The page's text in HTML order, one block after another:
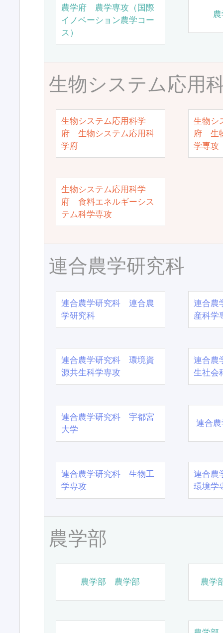
農学府 農学専攻（国際
イノベーション農学コー
ス）
生物システム応用
生物システム応用科学
府 生物システム応用科
学府
生物シ
府 生
学専攻
生物システム応用科学
府 食料エネルギーシス
テム科学専攻
連合農学研究科
連合農学研究科 連合農
学研究科
連合農
産科学
連合農学研究科 環境資
源共生科学専攻
連合農
生社会
連合農学研究科 宇都宮
大学
連合
連合農学研究科 生物工
学専攻
連合農
環境学
農学部
農学部 農学部 農学